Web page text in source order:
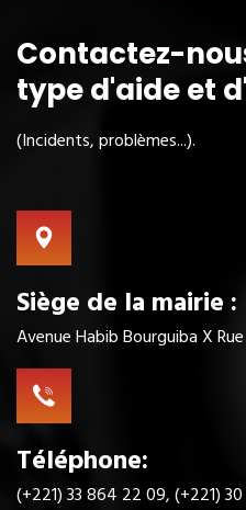
Contactez-
typed'aide et
(Incidents, problèmes...).
Siège de la mairie :
Avenue Habib Bourguiba X
Téléphone:
(+221) 33 864 22 09, (+221)